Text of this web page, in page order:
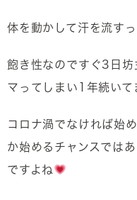
体を動かして汗を流す
飽き性なのですぐ3日坊
マってしまい1年続いて
コロナ渦でなければ始
か始めるチャンスでは
ですよね